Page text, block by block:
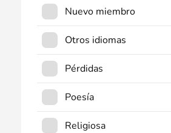
Nuevo miembro
Otros idiomas
Pérdidas
Poesía
Religiosa